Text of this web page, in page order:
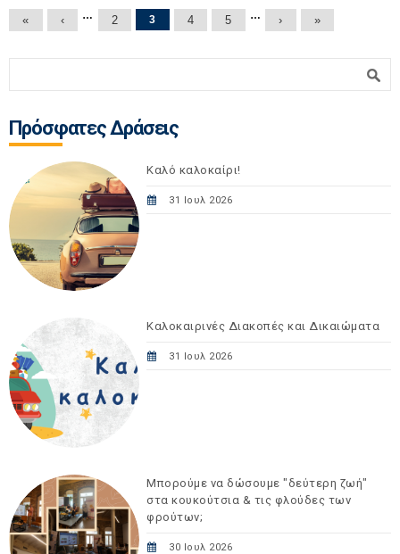
Σελίδες
« ‹ … 2 3 4 5 … › »
Πρόσφατες Δράσεις
Καλό καλοκαίρι!
31 Ιουλ 2026
Καλοκαιρινές Διακοπές και Δικαιώματα
31 Ιουλ 2026
Μπορούμε να δώσουμε "δεύτερη ζωή"
στα κουκούτσια & τις φλούδες των
φρούτων;
30 Ιουλ 2026